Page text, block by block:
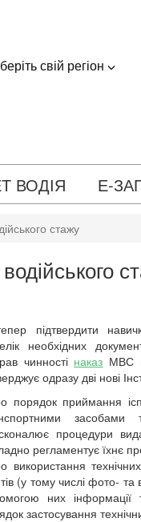
свій регіон
ВОДІЯ Е-
стажу
підтвердити
необхідних
чинності наказ МВС
одразу дві нові
порядок приймання
засобами
процедури
регламентує їхнє
використання
(у тому числі фото-
них
застосування